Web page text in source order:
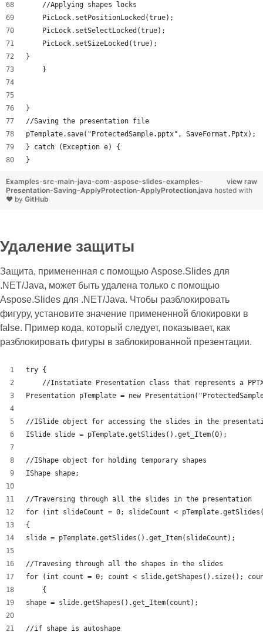
    //Applying shapes locks
    PicLock.setPositionLocked(true);
    PicLock.setSelectLocked(true);
    PicLock.setSizeLocked(true);
}
    }
}
//Saving the presentation file
pTemplate.save("ProtectedSample.pptx", SaveFormat.Pptx);
} catch (Exception e) {
}
view raw
Examples-src-main-java-com-aspose-slides-examples-
Presentation-Saving-ApplyProtection-ApplyProtection.java hosted with
❤ by GitHub
Удаление защиты
Защита, примененная с помощью Aspose.Slides для
.NET/Java, может быть удалена только с помощью
Aspose.Slides для .NET/Java. Чтобы разблокировать
фигуру, установите значение примененной блокировки в
false. Пример кода, который следует, показывает, как
разблокировать фигуры в заблокированной презентации.
try {
//Instatiate Presentation class that represents a
Presentation pTemplate = new
//ISlide object for accessing the slides in the
ISlide slide = pTemplate.getSlides().get_Item(0);
//IShape object for holding temporary shapes
IShape shape;
//Traversing through all the slides in the presentation
for (int slideCount = 0; slideCount <
{
slide = pTemplate.getSlides().get_Item(slideCount);
//Travesing through all the shapes in the slides
for (int count = 0; count < slide.getShapes().size();
    {
shape = slide.getShapes().get_Item(count);
//if shape is autoshape